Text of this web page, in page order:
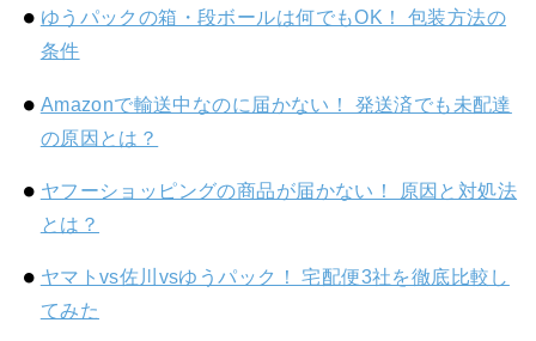
ゆうパックの箱・段ボールは何でもOK！ 包装方法の
条件
Amazonで輸送中なのに届かない！ 発送済でも未配達
の原因とは？
ヤフーショッピングの商品が届かない！ 原因と対処法
とは？
ヤマトvs佐川vsゆうパック！ 宅配便3社を徹底比較し
てみた